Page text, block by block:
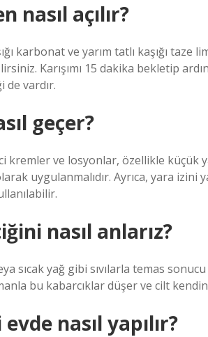
nasıl açılır?
karbonat ve yarım tatlı kaşığı taze
Karışımı 15 dakika bekletip
de vardır.
geçer?
kremler ve losyonlar, özellikle küçük
uygulanmalıdır. Ayrıca, yara izini
nasıl anlarız?
sıcak yağ gibi sıvılarla temas
bu kabarcıklar düşer ve cilt
nasıl yapılır?